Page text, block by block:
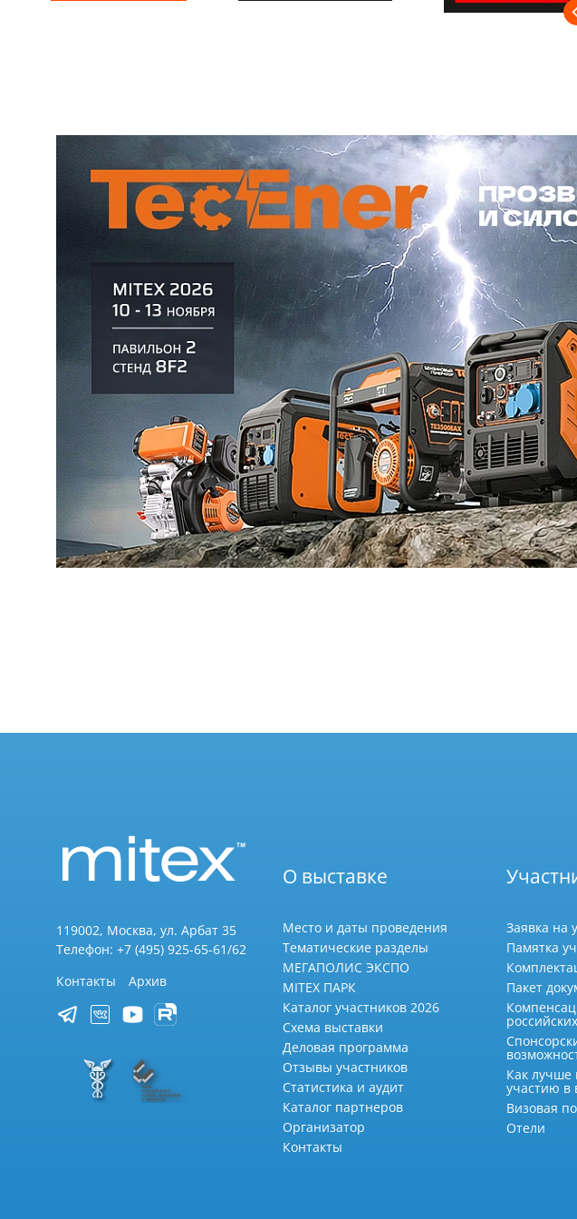
119002, Москва, ул. Арбат 35
Телефон: +7 (495) 925-65-61/62
Контакты
Архив
О выставке
Место и даты проведения
Тематические разделы
МЕГАПОЛИС ЭКСПО
MITEX ПАРК
Каталог участников 2026
Схема выставки
Деловая программа
Отзывы участников
Статистика и аудит
Каталог партнеров
Организатор
Контакты
Заявка на
Памятка
Пакет
Как лучше
участию в
Визовая
Отели